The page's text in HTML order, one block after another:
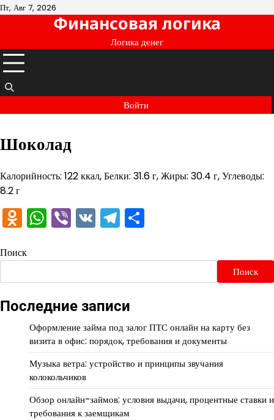
Перейти
Пт, Авг 7, 2026
Финансовая логика
Логика денег
Войти
Шоколад
Калорийность: 122 ккал, Белки: 31.6 г, Жиры: 30.4 г, Углеводы:
8.2 г
Odnoklassniki
WhatsApp
Viber
VKTelegram
Поиск
Поиск
Последние записи
Оформление займа под залог ПТС онлайн на карту без
визита в офис: порядок, требования и документы
Музыка ветра: устройство и принципы звучания
колокольчиков
Обзор онлайн-займов: условия выдачи, процентные ставки и
требования к заемщикам